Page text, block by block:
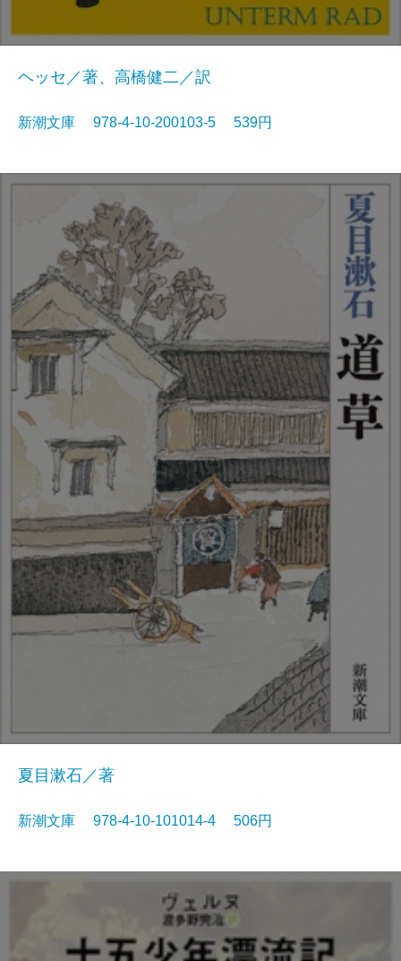
ヘッセ／著、高橋健二／訳
新潮文庫 978-4-10-200103-5 539円
夏目漱石／著
新潮文庫 978-4-10-101014-4 506円